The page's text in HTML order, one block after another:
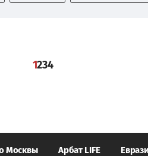
1234
Москвы Арбат LIFE